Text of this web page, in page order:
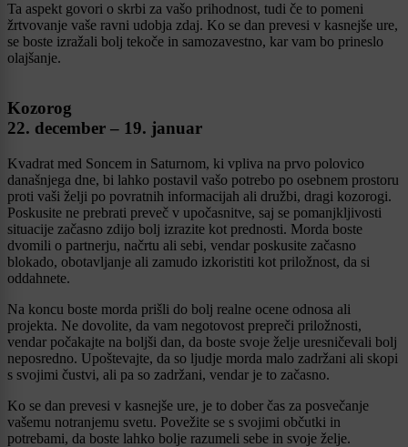
Ta aspekt govori o skrbi za vašo prihodnost, tudi če to pomeni
žrtvovanje vaše ravni udobja zdaj. Ko se dan prevesi v kasnejše ure,
se boste izražali bolj tekoče in samozavestno, kar vam bo prineslo
olajšanje.
Kozorog
22. december – 19. januar
Kvadrat med Soncem in Saturnom, ki vpliva na prvo polovico
današnjega dne, bi lahko postavil vašo potrebo po osebnem prostoru
proti vaši želji po povratnih informacijah ali družbi, dragi kozorogi.
Poskusite ne prebrati preveč v upočasnitve, saj se pomanjkljivosti
situacije začasno zdijo bolj izrazite kot prednosti. Morda boste
dvomili o partnerju, načrtu ali sebi, vendar poskusite začasno
blokado, obotavljanje ali zamudo izkoristiti kot priložnost, da si
oddahnete.
Na koncu boste morda prišli do bolj realne ocene odnosa ali
projekta. Ne dovolite, da vam negotovost prepreči priložnosti,
vendar počakajte na boljši dan, da boste svoje želje uresničevali bolj
neposredno. Upoštevajte, da so ljudje morda malo zadržani ali skopi
s svojimi čustvi, ali pa so zadržani, vendar je to začasno.
Ko se dan prevesi v kasnejše ure, je to dober čas za posvečanje
vašemu notranjemu svetu. Povežite se s svojimi občutki in
potrebami, da boste lahko bolje razumeli sebe in svoje želje.